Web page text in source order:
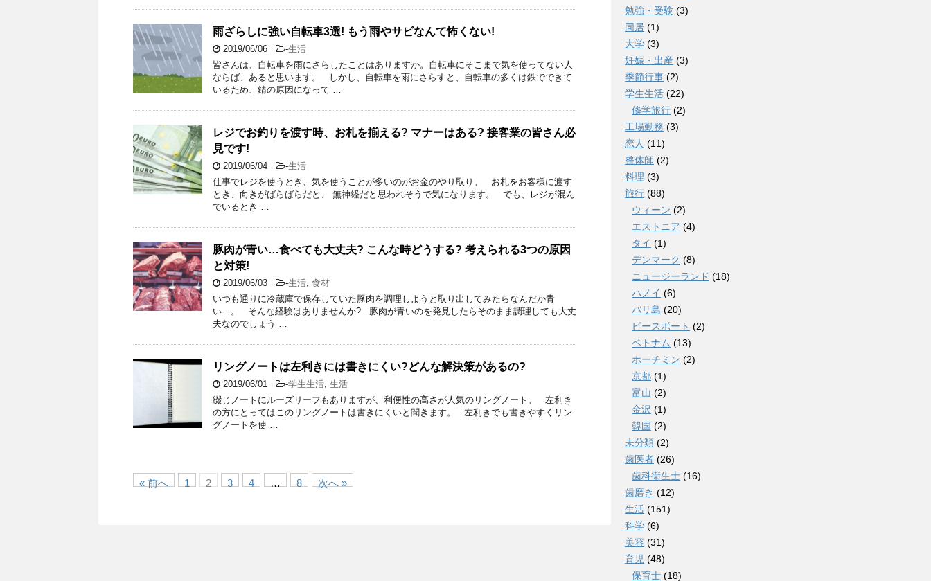
雨ざらしに強い自転車3選! もう雨やサビなんて怖くない!
2019/06/06 -生活
皆さんは、自転車を雨にさらしたことはありますか。自転車にそこまで気を使ってない人
ならば、あると思います。 しかし、自転車を雨にさらすと、自転車の多くは鉄でできて
いるため、錆の原因になって …
レジでお釣りを渡す時、お札を揃える? マナーはある? 接客業の皆さん必
見です!
2019/06/04 -生活
仕事でレジを使うとき、気を使うことが多いのがお金のやり取り。 お札をお客様に渡す
とき、向きがばらばらだと、 無神経だと思われそうで気になります。 でも、レジが混ん
でいるとき …
豚肉が青い…食べても大丈夫? こんな時どうする? 考えられる3つの原因
と対策!
2019/06/03 -生活, 食材
いつも通りに冷蔵庫で保存していた豚肉を調理しようと取り出してみたらなんだか青
い…。 そんな経験はありませんか? 豚肉が青いのを発見したらそのまま調理しても大丈
夫なのでしょう …
リングノートは左利きには書きにくい?どんな解決策があるの?
2019/06/01 -学生生活, 生活
綴じノートにルーズリーフもありますが、利便性の高さが人気のリングノート。 左利き
の方にとってはこのリングノートは書きにくいと聞きます。 左利きでも書きやすくリン
グノートを使 …
« 前へ 1 2 3 4 … 8 次へ »
勉強・受験 (3)
同居 (1)
大学 (3)
妊娠・出産 (3)
季節行事 (2)
学生生活 (22)
修学旅行 (2)
工場勤務 (3)
恋人 (11)
整体師 (2)
料理 (3)
旅行 (88)
ウィーン (2)
エストニア (4)
タイ (1)
デンマーク (8)
ニュージーランド (18)
ハノイ (6)
バリ島 (20)
ピースボート (2)
ベトナム (13)
ホーチミン (2)
京都 (1)
富山 (2)
金沢 (1)
韓国 (2)
未分類 (2)
歯医者 (26)
歯科衛生士 (16)
歯磨き (12)
生活 (151)
科学 (6)
美容 (31)
育児 (48)
保育士 (18)